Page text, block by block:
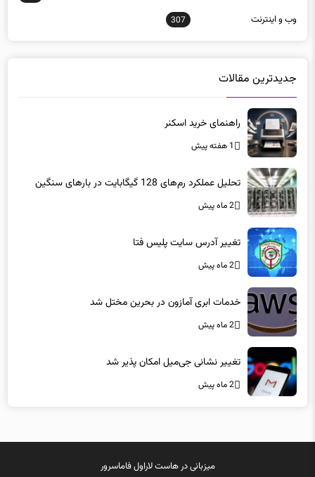
وب و اينترنت 307
جدیدترین مقالات
راهنمای خرید اسکنر
1 هفته پیش
تحلیل عملکرد رم‌های 128 گیگابایت در بارهای سنگین
2 ماه پیش
تغییر آدرس سایت پلیس فتا
2 ماه پیش
خدمات ابری آمازون در بحرین مختل شد
2 ماه پیش
تغییر نشانی جی‌میل امکان پذیر شد
2 ماه پیش
میزبانی درهاست لاراولفاماسرور